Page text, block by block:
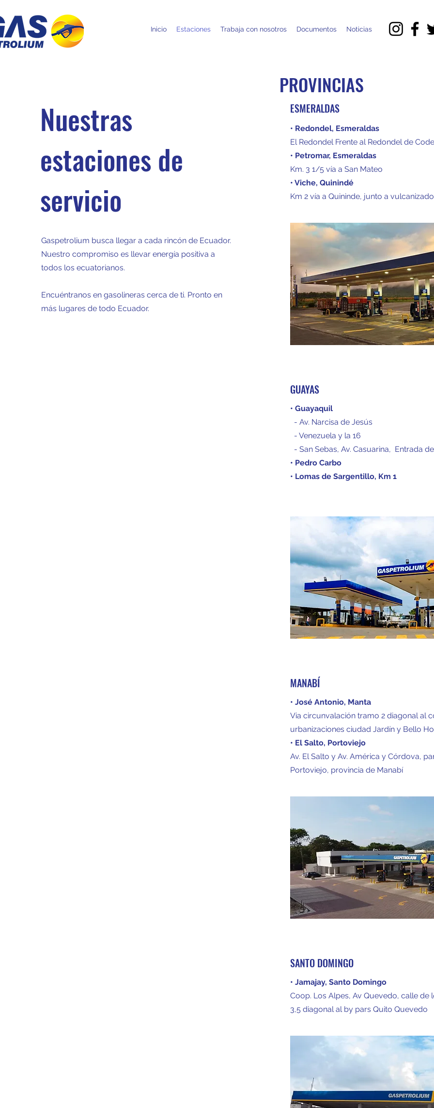
Inicio Estaciones Trabaja con nosotros Documentos Noticias
Nuestras
estaciones de
servicio
Gaspetrolium busca llegar a cada rincón de Ecuador.
Nuestro compromiso es llevar energía positiva a
todos los ecuatorianos.
Encuéntranos en gasolineras cerca de ti. Pronto en
más lugares de todo Ecuador.
ESMERALDAS
• Redondel, Esmeraldas
El Redondel Frente al Redondel de
• Petromar, Esmeraldas
Km. 3 1/5 vía a San Mateo
• Viche, Quinindé
Km 2 vía a Quininde, junto a
GUAYAS
• Guayaquil
- Av. Narcisa de Jesús
- Venezuela y la 16
- San Sebas, Av. Casuarina, Entrada
• Pedro Carbo
• Lomas de Sargentillo, Km 1
MANABÍ
• José Antonio, Manta
Via circunvalación tramo 2 diagonal al
urbanizaciones ciudad Jardín y Bello
• El Salto, Portoviejo
Av. El Salto y Av. América y Córdova,
Portoviejo, provincia de Manabí
SANTO DOMINGO
• Jamajay, Santo Domingo
Coop. Los Alpes, Av Quevedo, calle
3,5 diagonal al by pars Quito Quevedo
PROVINCIAS